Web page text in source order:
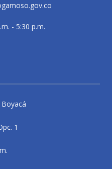
- 5:30 p.m.
1